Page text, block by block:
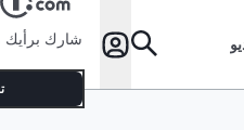
شارك برأيك